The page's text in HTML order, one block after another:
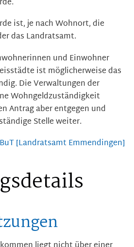
ist, je nach Wohnort, die
das Landratsamt.
und Einwohner
ist möglicherweise das
Die Verwaltungen der
Wohngeldzuständigkeit
Antrag aber entgegen und
Stelle weiter.
[Landratsamt Emmendingen]